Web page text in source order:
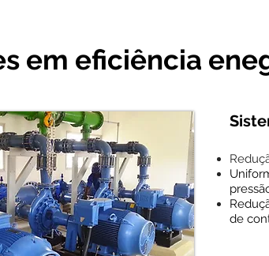
em eficiência
de